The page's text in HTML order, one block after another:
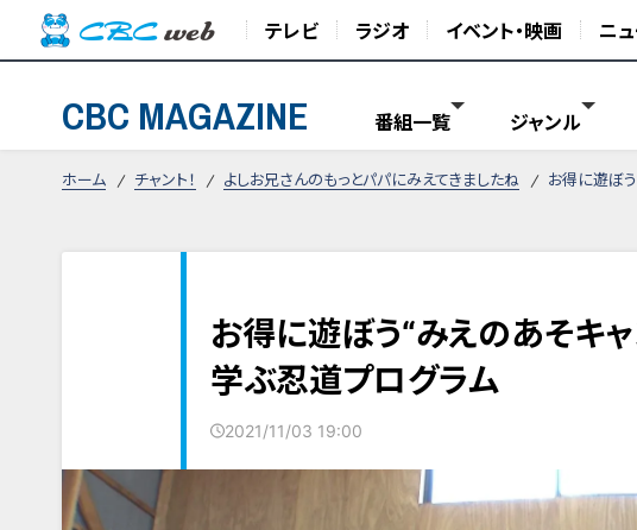
テレビ ラジオ イベント・映画 ニ
CBC MAGAZINE 番組一覧 ジャンル
ホーム チャント！ よしお兄さんのもっとパパにみえてきましたね お得に遊ぼ
お得に遊ぼう“みえのあそキ
学ぶ忍道プログラム
2021/11/03 19:00